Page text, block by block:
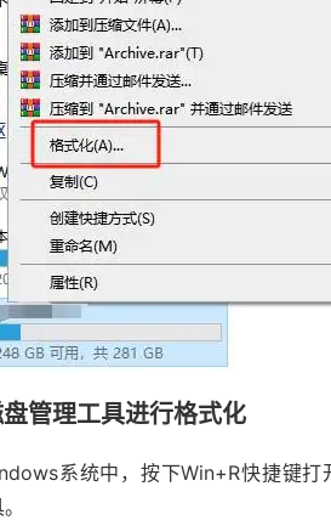
管理工具进行格式化
系统中，按下Win+R快捷键